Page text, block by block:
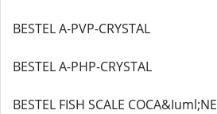
BESTEL A-PVP-CRYSTAL
BESTEL A-PHP-CRYSTAL
BESTEL FISH SCALE COCA&Iuml;NE